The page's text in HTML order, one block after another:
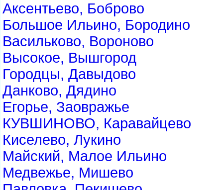
Аксентьево, Боброво
Большое Ильино, Бородино
Васильково, Вороново
Высокое, Вышгород
Городцы, Давыдово
Данково, Дядино
Егорье, Заовражье
КУВШИНОВО, Каравайцево
Киселево, Лукино
Майский, Малое Ильино
Медвежье, Мишево